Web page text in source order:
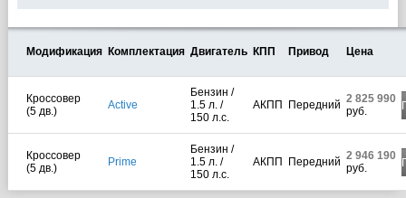
Модификация Комплектация Двигатель КПП Привод Цена
Кроссовер
(5 дв.)
Active
Бензин /
1.5 л. /
150 л.с.
АКПП Передний 2 825 990
руб.
Кроссовер
(5 дв.)
Prime
Бензин /
1.5 л. /
150 л.с.
АКПП Передний 2 946 190
руб.